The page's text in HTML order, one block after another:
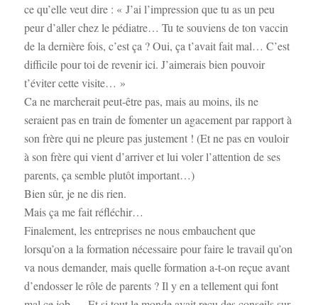
ce qu’elle veut dire : « J’ai l’impression que tu as un peu
peur d’aller chez le pédiatre… Tu te souviens de ton vaccin
de la dernière fois, c’est ça ? Oui, ça t’avait fait mal… C’est
difficile pour toi de revenir ici. J’aimerais bien pouvoir
t’éviter cette visite… »
Ca ne marcherait peut-être pas, mais au moins, ils ne
seraient pas en train de fomenter un agacement par rapport à
son frère qui ne pleure pas justement ! (Et ne pas en vouloir
à son frère qui vient d’arriver et lui voler l’attention de ses
parents, ça semble plutôt important…)
Bien sûr, je ne dis rien.
Mais ça me fait réfléchir…
Finalement, les entreprises ne nous embauchent que
lorsqu’on a la formation nécessaire pour faire le travail qu’on
va nous demander, mais quelle formation a-t-on reçue avant
d’endosser le rôle de parents ? Il y en a tellement qui font